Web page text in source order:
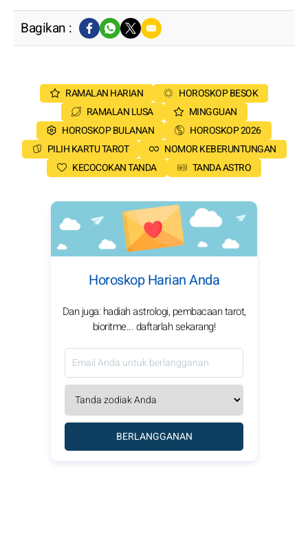
Bagikan :
RAMALAN HARIAN
HOROSKOP BESOK
RAMALAN LUSA
MINGGUAN
HOROSKOP BULANAN
HOROSKOP 2026
PILIH KARTU TAROT
NOMOR KEBERUNTUNGAN
KECOCOKAN TANDA
TANDA ASTRO
Horoskop Harian Anda
Dan juga: hadiah astrologi, pembacaan tarot,
bioritme... daftarlah sekarang!
BERLANGGANAN